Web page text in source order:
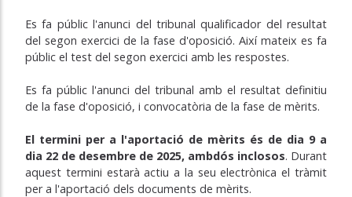
Es fa públic l'anunci del tribunal qualificador del resultat
del segon exercici de la fase d'oposició. Així mateix es fa
públic el test del segon exercici amb les respostes.
Es fa públic l'anunci del tribunal amb el resultat definitiu
de la fase d'oposició, i convocatòria de la fase de mèrits.
El termini per a l'aportació de mèrits és de dia 9 a
dia 22 de desembre de 2025, ambdós inclosos. Durant
aquest termini estarà actiu a la seu electrònica el tràmit
per a l'aportació dels documents de mèrits.